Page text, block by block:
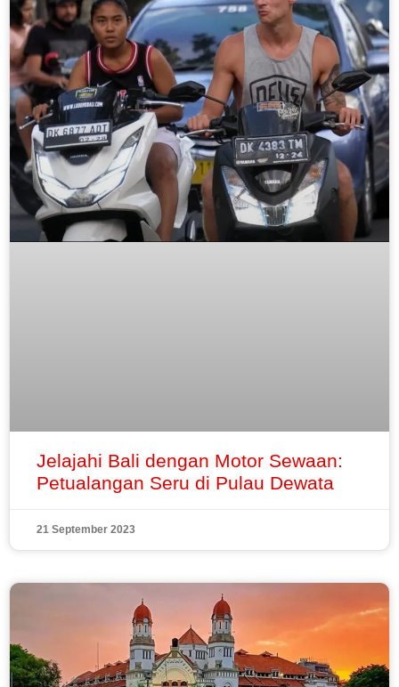
Jelajahi Bali dengan Motor Sewaan:
Petualangan Seru di Pulau Dewata
21 September 2023